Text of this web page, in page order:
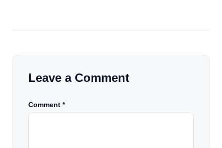
Leave a Comment
Comment *